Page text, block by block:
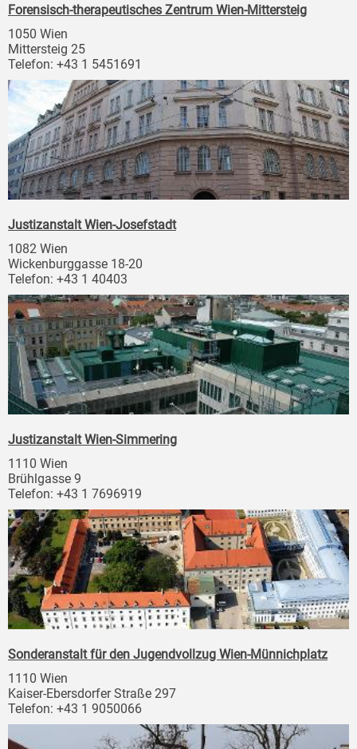
Forensisch-therapeutisches Zentrum Wien-Mittersteig
1050 Wien
Mittersteig 25
Telefon: +43 1 5451691
Justizanstalt Wien-Josefstadt
1082 Wien
Wickenburggasse 18-20
Telefon: +43 1 40403
Justizanstalt Wien-Simmering
1110 Wien
Brühlgasse 9
Telefon: +43 1 7696919
Sonderanstalt für den Jugendvollzug Wien-Münnichplatz
1110 Wien
Kaiser-Ebersdorfer Straße 297
Telefon: +43 1 9050066